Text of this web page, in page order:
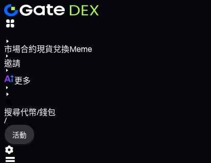
市場合約現貨兌換Meme
邀請
更多
搜尋代幣/錢包
/
活動